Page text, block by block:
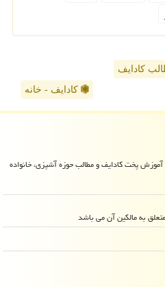
کادایف
کادایف - خانه
آموزش پخت کادایف و مطالب حوزه آشپزی، خانواده